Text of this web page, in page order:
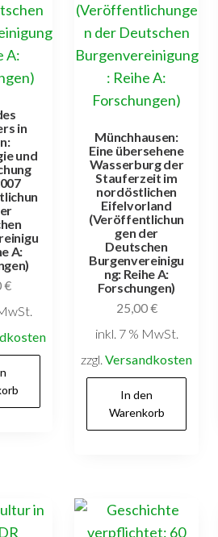
in
und
A:
€
Münchhausen:
Eine übersehene
Wasserburg der
Stauferzeit im
nordöstlichen
Eifelvorland
(Veröffentlichun
gen der
Deutschen
Burgenvereinigu
ng: Reihe A:
Forschungen)
25,00€
inkl. 7 % MwSt.
zzgl.Versandkosten
In den
Warenkorb